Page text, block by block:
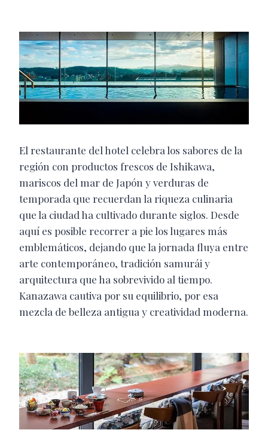
El restaurante del hotel celebra los sabores de la
región con productos frescos de Ishikawa,
mariscos del mar de Japón y verduras de
temporada que recuerdan la riqueza culinaria
que la ciudad ha cultivado durante siglos. Desde
aquí es posible recorrer a pie los lugares más
emblemáticos, dejando que la jornada fluya entre
arte contemporáneo, tradición samurái y
arquitectura que ha sobrevivido al tiempo.
Kanazawa cautiva por su equilibrio, por esa
mezcla de belleza antigua y creatividad moderna.